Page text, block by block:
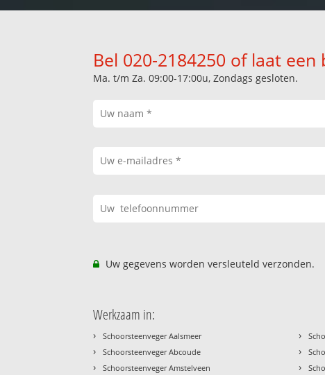
Bel 020-2184250 of laat
Ma. t/m Za. 09:00-17:00u, Zondags gesloten.
Uw gegevens worden versleuteld verzonden.
Werkzaam in:
› Schoorsteenveger Aalsmeer
› Schoorsteenveger Abcoude
› Schoorsteenveger Amstelveen
›
›
›